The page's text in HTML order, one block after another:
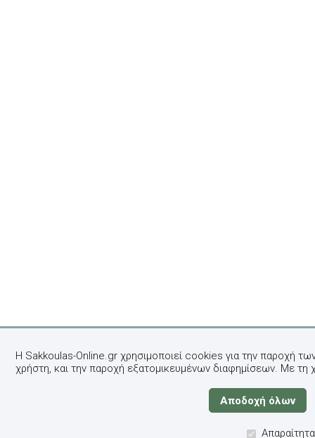
Η Sakkoulas-Online.gr χρησιμοποιεί cookies για την παροχή
χρήστη, και την παροχή εξατομικευμένων διαφημίσεων. Με